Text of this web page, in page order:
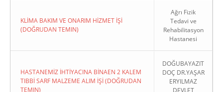
KLİMA BAKIM VE ONARIM HİZMET İŞİ
(DOĞRUDAN TEMIN)
Ağrı Fizik
Tedavi ve
Rehabilitasyon
Hastanesi
HASTANEMİZ İHTİYACINA BİNAEN 2 KALEM
TIBBİ SARF MALZEME ALIM İŞİ (DOĞRUDAN
TEMIN)
DOĞUBAYAZIT
DOÇ DR.YAŞAR
ERYILMAZ
DEVLET